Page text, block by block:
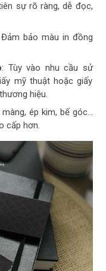
sự rõ ràng, dễ đọc,
bảo màu in đồng
: Tùy vào nhu cầu sử
mỹ thuật hoặc giấy
hiệu.
màng, ép kim, bế góc…
cấp hơn.